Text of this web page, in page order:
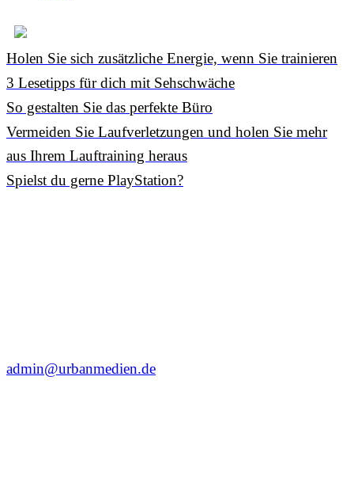
Holen Sie sich zusätzliche Energie, wenn Sie trainieren
3 Lesetipps für dich mit Sehschwäche
So gestalten Sie das perfekte Büro
Vermeiden Sie Laufverletzungen und holen Sie mehr
aus Ihrem Lauftraining heraus
Spielst du gerne PlayStation?
admin@urbanmedien.de